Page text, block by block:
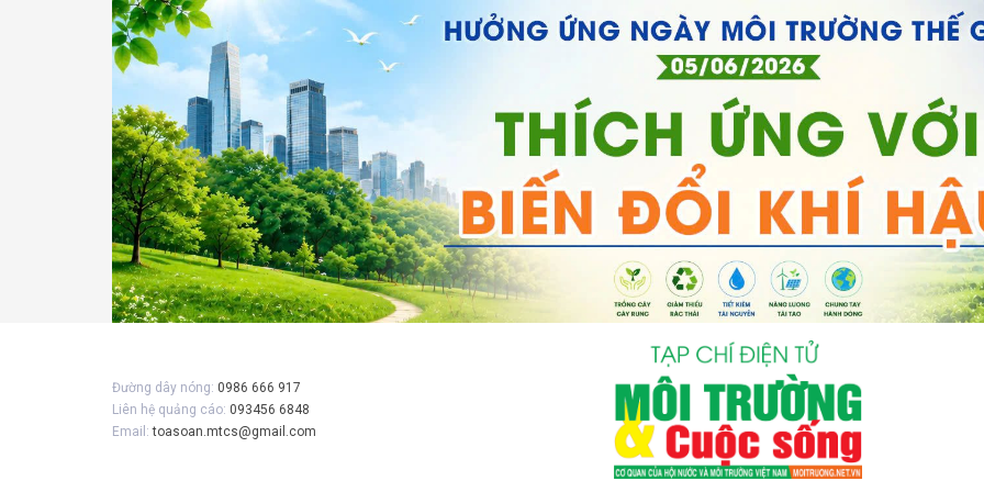
Đường dây nóng: 0986 666 917
Liên hệ quảng cáo: 093456 6848
Email:toasoan.mtcs@gmail.com
Gửi bình luận